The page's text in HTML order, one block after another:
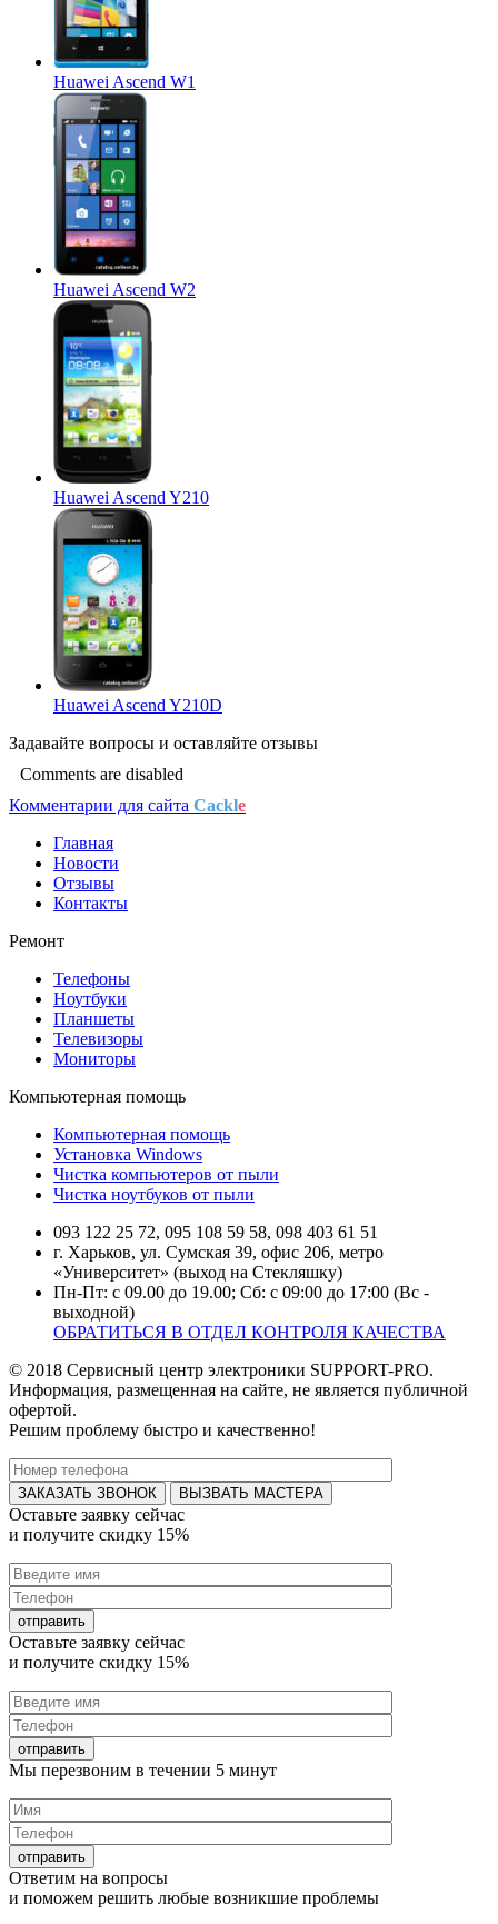
Huawei Ascend W1
Huawei Ascend W2
Huawei Ascend Y210
Huawei Ascend Y210D
Задавайте вопросы и оставляйте отзывы
Comments are disabled
Комментарии для сайта Cackle
Главная
Новости
Отзывы
Контакты
Ремонт
Телефоны
Ноутбуки
Планшеты
Телевизоры
Мониторы
Компьютерная помощь
Компьютерная помощь
Установка Windows
Чистка компьютеров от пыли
Чистка ноутбуков от пыли
093 122 25 72, 095 108 59 58, 098 403 61 51
г. Харьков, ул. Сумская 39, офис 206, метро
«Университет» (выход на Стекляшку)
Пн-Пт: с 09.00 до 19.00; Сб: с 09:00 до 17:00 (Вс -
выходной)
ОБРАТИТЬСЯ В ОТДЕЛ КОНТРОЛЯ КАЧЕСТВА
© 2018 Сервисный центр электроники SUPPORT-PRO.
Информация, размещенная на сайте, не является публичной
офертой.
Решим проблему быстро и качественно!
ВЫЗВАТЬ МАСТЕРА
Оставьте заявку сейчас
и получите скидку 15%
Оставьте заявку сейчас
и получите скидку 15%
Мы перезвоним в течении 5 минут
Ответим на вопросы
и поможем решить любые возникшие проблемы